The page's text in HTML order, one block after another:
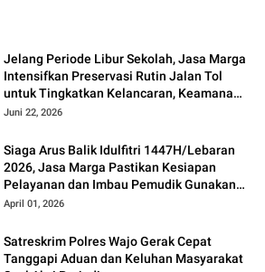
Jelang Periode Libur Sekolah, Jasa Marga
Intensifkan Preservasi Rutin Jalan Tol
untuk Tingkatkan Kelancaran, Keamanan
dan Kenyamanan Perjalanan
Juni 22, 2026
Siaga Arus Balik Idulfitri 1447H/Lebaran
2026, Jasa Marga Pastikan Kesiapan
Pelayanan dan Imbau Pemudik Gunakan
Rest Area Alternatif
April 01, 2026
Satreskrim Polres Wajo Gerak Cepat
Tanggapi Aduan dan Keluhan Masyarakat